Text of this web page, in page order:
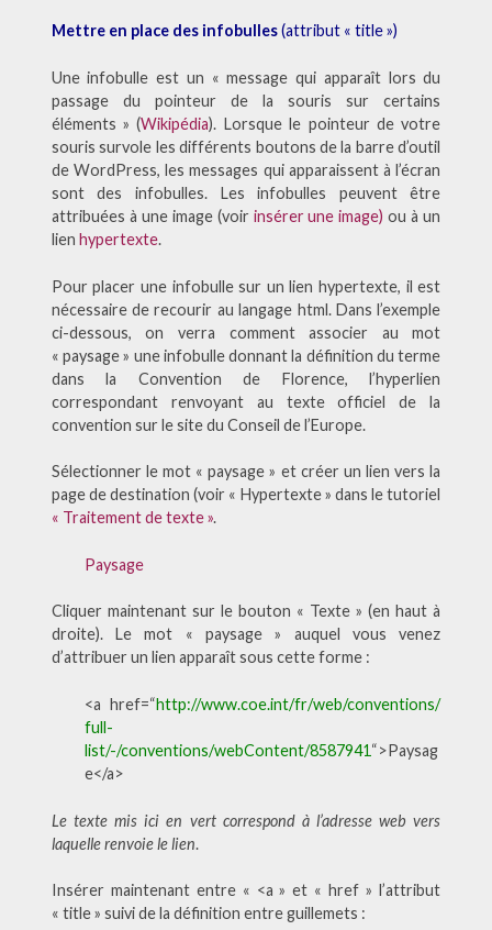
Mettre en place des infobulles(attribut « title »)
Une infobulle est un « message qui apparaît lors du
passage du pointeur de la souris sur certains
éléments » (Wikipédia). Lorsque le pointeur de votre
souris survole les différents boutons de la barre d’outil
de WordPress, les messages qui apparaissent à l’écran
sont des infobulles. Les infobulles peuvent être
attribuées à une image (voir insérer une image) ou à un
lien hypertexte.
Pour placer une infobulle sur un lien hypertexte, il est
nécessaire de recourir au langage html. Dans l’exemple
ci-dessous, on verra comment associer au mot
« paysage » une infobulle donnant la définition du terme
dans la Convention de Florence, l’hyperlien
correspondant renvoyant au texte officiel de la
convention sur le site du Conseil de l’Europe.
Sélectionner le mot « paysage » et créer un lien vers la
page de destination (voir « Hypertexte » dans le tutoriel
« Traitement de texte ».
Paysage
Cliquer maintenant sur le bouton « Texte » (en haut à
droite). Le mot « paysage » auquel vous venez
d’attribuer un lien apparaît sous cette forme :
<a href=“http://www.coe.int/fr/web/conventions/
full-
list/-/conventions/webContent/8587941“>Paysag
e</a>
Le texte mis ici en vert correspond à l’adresse web vers
laquelle renvoie le lien.
Insérer maintenant entre « <a » et « href » l’attribut
« title » suivi de la définition entre guillemets :